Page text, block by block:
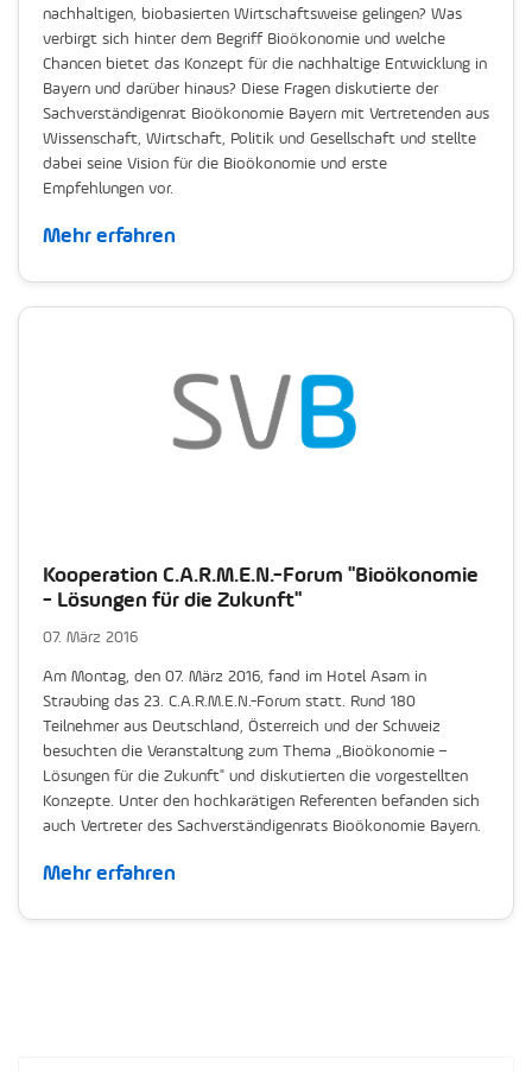
nachhaltigen, biobasierten Wirtschaftsweise gelingen? Was
verbirgt sich hinter dem Begriff Bioökonomie und welche
Chancen bietet das Konzept für die nachhaltige Entwicklung in
Bayern und darüber hinaus? Diese Fragen diskutierte der
Sachverständigenrat Bioökonomie Bayern mit Vertretenden aus
Wissenschaft, Wirtschaft, Politik und Gesellschaft und stellte
dabei seine Vision für die Bioökonomie und erste
Empfehlungen vor.
Mehr erfahren
Kooperation C.A.R.M.E.N.-Forum "Bioökonomie
- Lösungen für die Zukunft"
07. März 2016
Am Montag, den 07. März 2016, fand im Hotel Asam in
Straubing das 23. C.A.R.M.E.N.-Forum statt. Rund 180
Teilnehmer aus Deutschland, Österreich und der Schweiz
besuchten die Veranstaltung zum Thema „Bioökonomie –
Lösungen für die Zukunft" und diskutierten die vorgestellten
Konzepte. Unter den hochkarätigen Referenten befanden sich
auch Vertreter des Sachverständigenrats Bioökonomie Bayern.
Mehr erfahren